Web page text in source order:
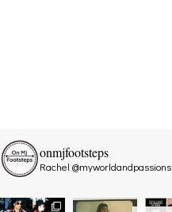
onmjfootsteps
Rachel @myworldandpassions